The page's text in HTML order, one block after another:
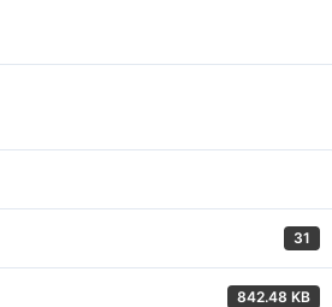
31
842.48 KB